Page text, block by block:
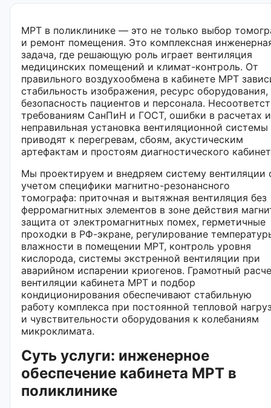
МРТ в поликлинике — это не только выбор
и ремонт помещения. Это комплексная
задача, где решающую роль играет вентиляция
медицинских помещений и климат-контроль. От
правильного воздухообмена в кабинете МРТ
стабильность изображения, ресурс оборудования,
безопасность пациентов и персонала.
требованиям СанПиН и ГОСТ, ошибки в расчетах
неправильная установка вентиляционной системы
приводят к перегревам, сбоям, акустическим
артефактам и простоям диагностического
Мы проектируем и внедряем систему вентиляции
учетом специфики магнитно-резонансного
томографа: приточная и вытяжная вентиляция без
ферромагнитных элементов в зоне действия
защита от электромагнитных помех, герметичные
проходки в РФ-экране, регулирование
влажности в помещении МРТ, контроль уровня
кислорода, системы экстренной вентиляции при
аварийном испарении криогенов. Грамотный
вентиляции кабинета МРТ и подбор
кондиционирования обеспечивают стабильную
работу комплекса при постоянной тепловой
и чувствительности оборудования к колебаниям
микроклимата.
Суть услуги: инженерное
обеспечение кабинета МРТ в
поликлинике